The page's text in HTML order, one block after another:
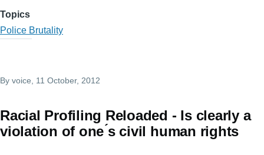
Topics
Police Brutality
By voice , 11 October, 2012
Racial Profiling Reloaded - Is clearly a
violation of one ́s civil human rights